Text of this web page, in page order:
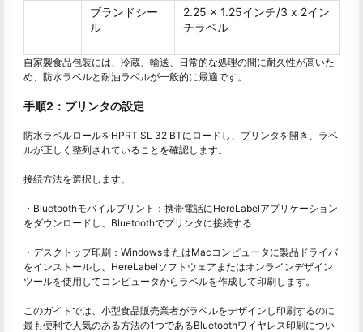
ブランドシー
ル
2.25 x 1.25インチ/3 x 2イン
チラベル
自家製食品包装には、冷蔵、輸送、日常的な処理の間に耐久性が高いた
め、防水ラベルと耐油ラベルが一般的に最適です。
手順2：プリンタの設定
防水ラベルロールをHPRT SL 32 BTにロードし、プリンタを開き、ラベ
ルが正しく整列されていることを確認します。
接続方法を選択します。
・Bluetoothモバイルプリント：携帯電話にHereLabelアプリケーション
をダウンロードし、Bluetoothでプリンタに接続する
・デスクトップ印刷：WindowsまたはMacコンピュータに製品ドライバ
をインストールし、HereLabelソフトウェアまたはオンラインデザイン
ツールを使用してコンピュータからラベルを作成して印刷します。
このガイドでは、小型食品販売業者がラベルをデザインし印刷するのに
最も便利で人気のある方法の1つであるBluetoothワイヤレス印刷につい